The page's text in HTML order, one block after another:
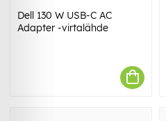
Dell 130 W USB-C AC
Adapter -virtalähde